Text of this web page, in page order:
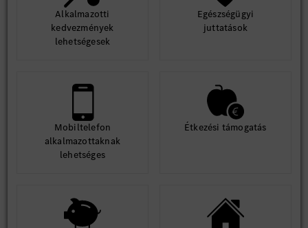
Alkalmazotti
kedvezmények
lehetségesek
Egészségügyi
juttatások
Mobiltelefon
alkalmazottaknak
lehetséges
Étkezési támogatás